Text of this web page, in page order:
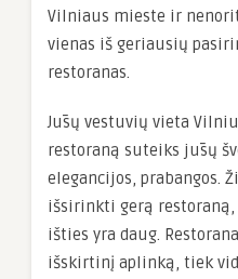
Vilniaus mieste ir
vienas iš geriausių
restoranas.
Jūsų vestuvių vieta
restoraną suteiks jūsų
elegancijos, prabangos.
išsirinkti gerą
išties yra daug.
išskirtinį aplinką, tiek